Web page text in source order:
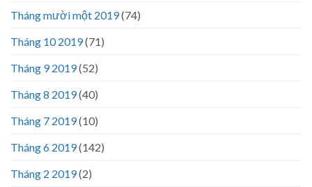
Tháng mười một 2019(74)
Tháng 10 2019(71)
Tháng 9 2019(52)
Tháng 8 2019(40)
Tháng 7 2019(10)
Tháng 6 2019(142)
Tháng 2 2019(2)